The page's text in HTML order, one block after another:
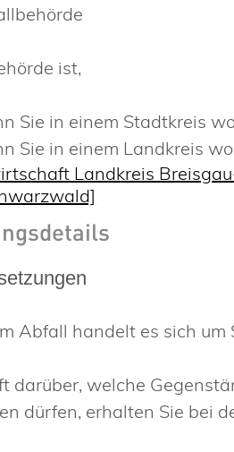
ist,
Sie in einem Stadtkreis
Sie in einem Landkreis
Landkreis
Abfall handelt es sich um
darüber, welche
dürfen, erhalten Sie bei